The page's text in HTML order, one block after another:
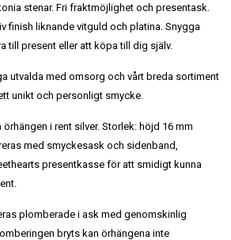
stenar. Fri fraktmöjlighet och presentask.
finish liknande vitguld och platina. Snygga
till present eller att köpa till dig själv.
utvalda med omsorg och vårt breda sortiment
unikt och personligt smycke.
i rent silver. Storlek: höjd 16 mm
med smyckesask och sidenband,
presentkasse för att smidigt kunna
plomberade i ask med genomskinlig
bryts kan örhängena inte